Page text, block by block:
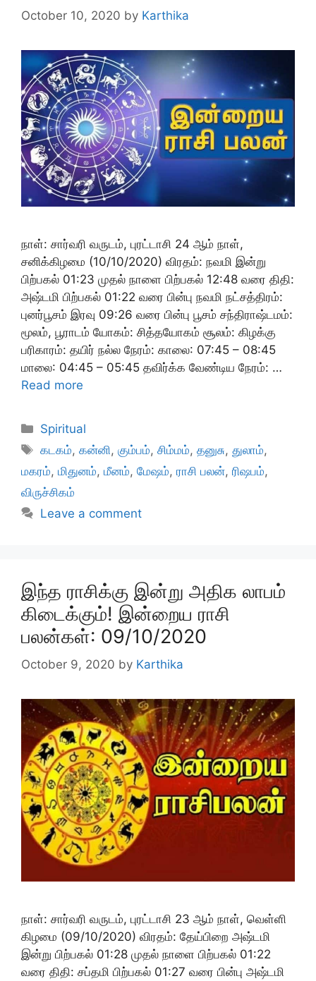
October 10, 2020 by Karthika
நாள்: சார்வரி வருடம், புரட்டாசி 24 ஆம் நாள்,
சனிக்கிழமை (10/10/2020) விரதம்: நவமி இன்று
பிற்பகல் 01:23 முதல் நாளை பிற்பகல் 12:48 வரை திதி:
அஷ்டமி பிற்பகல் 01:22 வரை பின்பு நவமி நட்சத்திரம்:
புனர்பூசம் இரவு 09:26 வரை பின்பு பூசம் சந்திராஷ்டமம்:
மூலம், பூராடம் யோகம்: சித்தயோகம் சூலம்: கிழக்கு
பரிகாரம்: தயிர் நல்ல நேரம்: காலை: 07:45 – 08:45
மாலை: 04:45 – 05:45 தவிர்க்க வேண்டிய நேரம்: …
Read more
Categories
Spiritual
Tags
கடகம்,கன்னி ,கும்பம்,சிம்மம்,தனுசு,துலாம்,
மகரம், மிதுனம், மீனம், மேஷம், ராசி பலன், ரிஷபம்,
விருச்சிகம்
Leave a comment
இந்த ராசிக்கு இன்று அதிக லாபம்
கிடைக்கும்! இன்றைய ராசி
பலன்கள்: 09/10/2020
October 9, 2020 by Karthika
நாள்: சார்வரி வருடம், புரட்டாசி 23 ஆம் நாள், வெள்ளி
கிழமை (09/10/2020) விரதம்: தேய்பிறை அஷ்டமி
இன்று பிற்பகல் 01:28 முதல் நாளை பிற்பகல் 01:22
வரை திதி: சப்தமி பிற்பகல் 01:27 வரை பின்பு அஷ்டமி